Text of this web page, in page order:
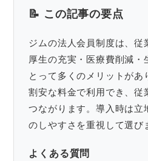
📝 この記事の要点
ジムの法人会員制度は、従
厚生の充実・医療費削減・
とって多くのメリットがあ
割安な料金で利用でき、従
つながります。導入時は立
のしやすさを重視して選び
よくある質問